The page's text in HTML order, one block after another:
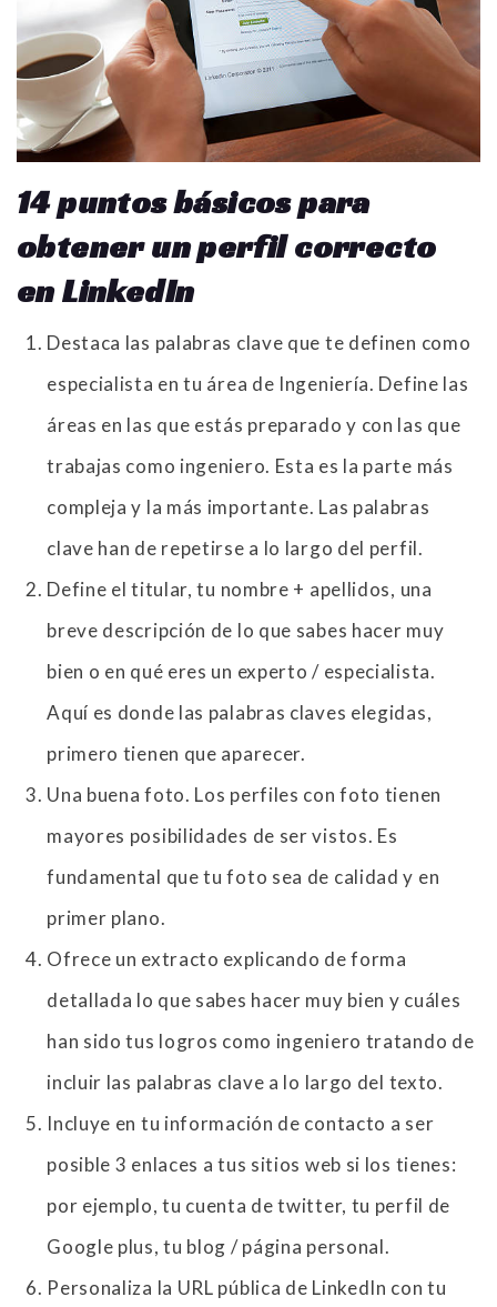
14 puntos básicos para
obtener un perfil correcto
en LinkedIn
Destaca las palabras clave que te definen como
especialista en tu área de Ingeniería. Define las
áreas en las que estás preparado y con las que
trabajas como ingeniero. Esta es la parte más
compleja y la más importante. Las palabras
clave han de repetirse a lo largo del perfil.
Define el titular, tu nombre + apellidos, una
breve descripción de lo que sabes hacer muy
bien o en qué eres un experto / especialista.
Aquí es donde las palabras claves elegidas,
primero tienen que aparecer.
Una buena foto. Los perfiles con foto tienen
mayores posibilidades de ser vistos. Es
fundamental que tu foto sea de calidad y en
primer plano.
Ofrece un extracto explicando de forma
detallada lo que sabes hacer muy bien y cuáles
han sido tus logros como ingeniero tratando de
incluir las palabras clave a lo largo del texto.
Incluye en tu información de contacto a ser
posible 3 enlaces a tus sitios web si los tienes:
por ejemplo, tu cuenta de twitter, tu perfil de
Google plus, tu blog / página personal.
Personaliza la URL pública de LinkedIn con tu